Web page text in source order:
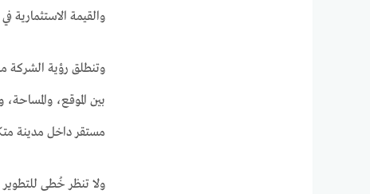
والقيمة الاستثمارية
وتنطلق رؤية الشركة
بين الموقع،
مستقر داخل مدينة
ولا تنظر خُطى